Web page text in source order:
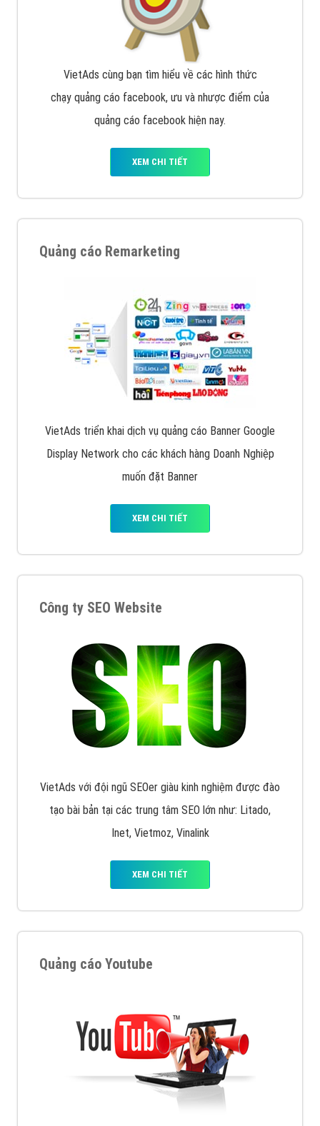
VietAds cùng bạn tìm hiểu về các hình thức
chạy quảng cáo facebook, ưu và nhược điểm của
quảng cáo facebook hiện nay.
XEM CHI TIẾT
Quảng cáo Remarketing
VietAds triển khai dịch vụ quảng cáo Banner Google
Display Network cho các khách hàng Doanh Nghiệp
muốn đặt Banner
XEM CHI TIẾT
Công ty SEO Website
VietAds với đội ngũ SEOer giàu kinh nghiệm được đào
tạo bài bản tại các trung tâm SEO lớn như: Litado,
Inet, Vietmoz, Vinalink
XEM CHI TIẾT
Quảng cáo Youtube